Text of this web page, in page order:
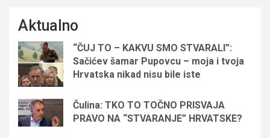
Aktualno
“ČUJ TO – KAKVU SMO STVARALI”:
Sačićev šamar Pupovcu – moja i tvoja
Hrvatska nikad nisu bile iste
Čulina: TKO TO TOČNO PRISVAJA
PRAVO NA “STVARANJE” HRVATSKE?